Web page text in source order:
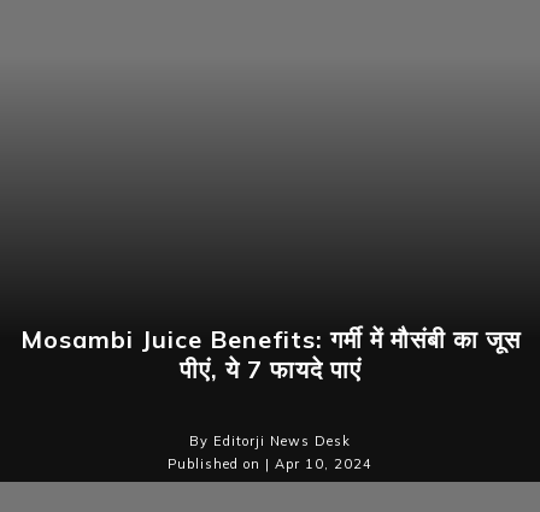
Mosambi Juice Benefits: गर्मी में मौसंबी का जूस
पीएं, ये 7 फायदे पाएं
By Editorji News Desk
Published on | Apr 10, 2024